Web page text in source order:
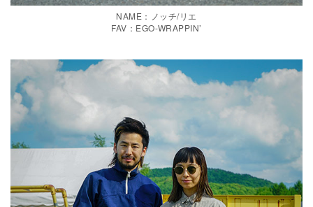
NAME：ノッチ/リエ
FAV：EGO-WRAPPIN’